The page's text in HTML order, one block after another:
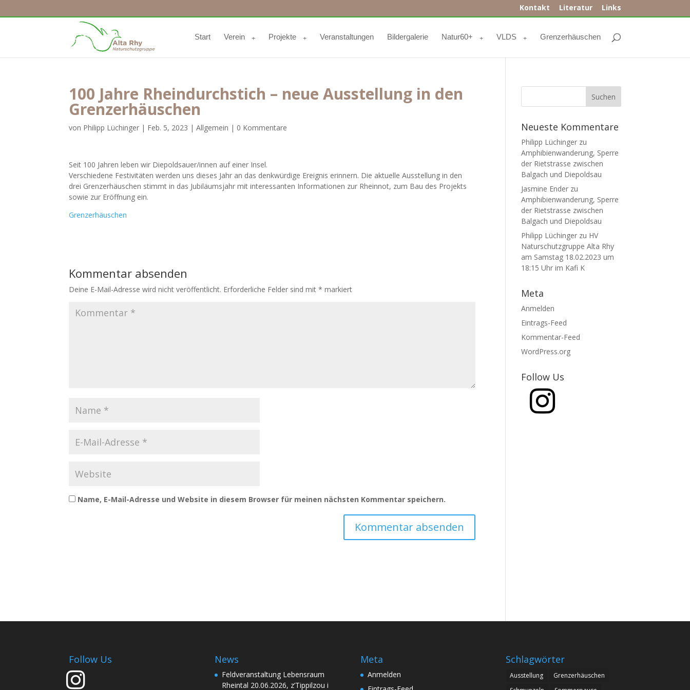
Kontakt Literatur Links
Start Verein Projekte Veranstaltungen Bildergalerie Natur60+ VLDS Grenzerhäuschen
100 Jahre Rheindurchstich – neue Ausstellung in den
Grenzerhäuschen
von Philipp Lüchinger | Feb. 5, 2023 |Allgemein | 0 Kommentare
Seit 100 Jahren leben wir Diepoldsauer/innen auf einer Insel.
Verschiedene Festivitäten werden uns dieses Jahr an das denkwürdige Ereignis erinnern. Die aktuelle Ausstellung in den
drei Grenzerhäuschen stimmt in das Jubiläumsjahr mit interessanten Informationen zur Rheinnot, zum Bau des Projekts
sowie zur Eröffnung ein.
Grenzerhäuschen
Kommentar absenden
Deine E-Mail-Adresse wird nicht veröffentlicht. Erforderliche Felder sind mit* markiert
Name, E-Mail-Adresse und Website in diesem Browser für meinen nächsten Kommentar speichern.
Neueste Kommentare
Philipp Lüchinger zu
Amphibienwanderung, Sperre
der Rietstrasse zwischen
Balgach und Diepoldsau
Jasmine Ender zu
Amphibienwanderung, Sperre
der Rietstrasse zwischen
Balgach und Diepoldsau
Philipp Lüchinger zu HV
Naturschutzgruppe Alta Rhy
am Samstag 18.02.2023 um
18:15 Uhr im Kafi K
Meta
Anmelden
Eintrags-Feed
Kommentar-Feed
WordPress.org
Follow Us
Follow Us News
Feldveranstaltung Lebensraum
Rheintal 20.06.2026, z’Tippilzou i
Meta
Anmelden
Schlagwörter
Ausstellung
Grenzerhäuschen